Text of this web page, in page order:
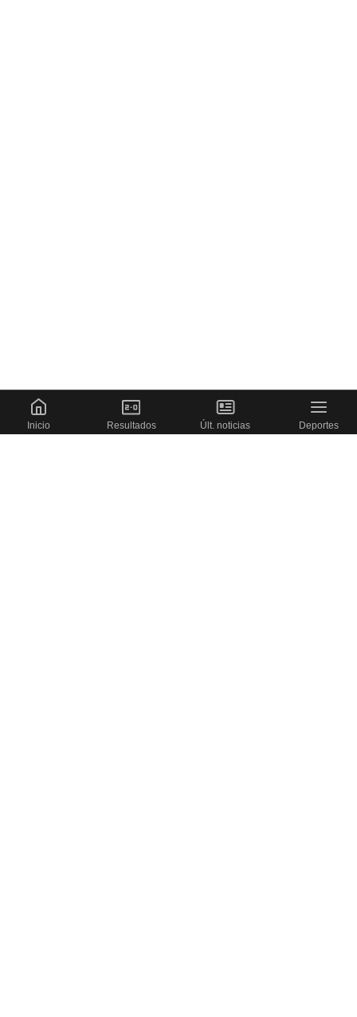
Inicio Resultados Últ. noticias Deportes